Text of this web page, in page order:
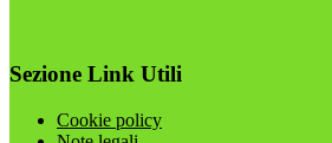
Sezione Link Utili
Cookie policy